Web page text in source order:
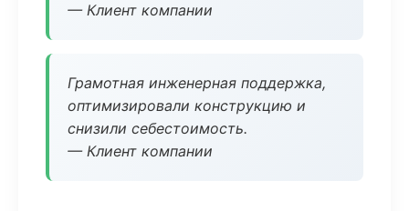
— Клиент компании
Грамотная инженерная поддержка,
оптимизировали конструкцию и
снизили себестоимость.
— Клиент компании